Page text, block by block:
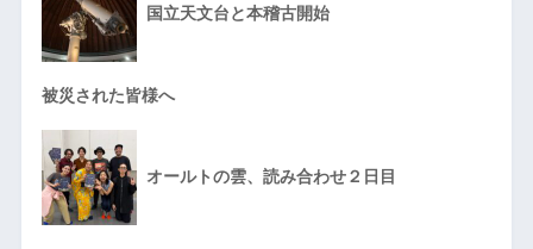
国立天文台と本稽古開始
被災された皆様へ
オールトの雲、読み合わせ２日目